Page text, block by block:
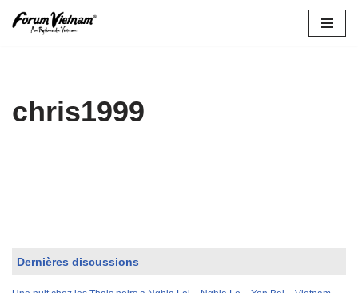
chris1999
Dernières discussions